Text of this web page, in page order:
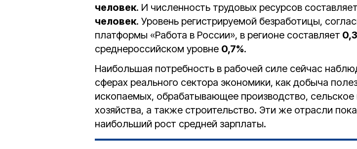
человек. И численность трудовых ресурсов составляет
человек. Уровень регистрируемой безработицы,
платформы «Работа в России», в регионе составляет
среднероссийском уровне 0,7%.
Наибольшая потребность в рабочей силе сейчас
сферах реального сектора экономики, как добыча
ископаемых, обрабатывающее производство, сельское
хозяйства, а также строительство. Эти же отрасли
наибольший рост средней зарплаты.